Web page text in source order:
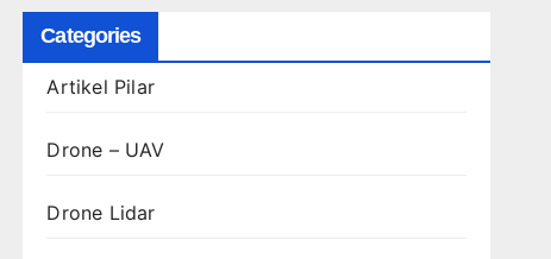
Categories
Artikel Pilar
Drone – UAV
Drone Lidar